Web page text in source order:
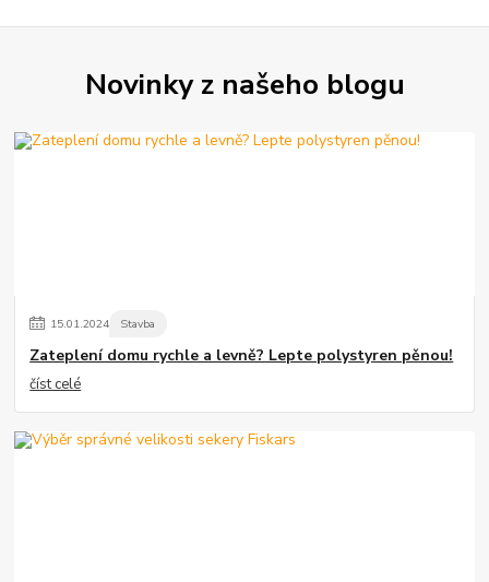
Novinky z našeho blogu
15.01.2024 Stavba
Zateplení domu rychle a levně? Lepte polystyren pěnou!
číst celé